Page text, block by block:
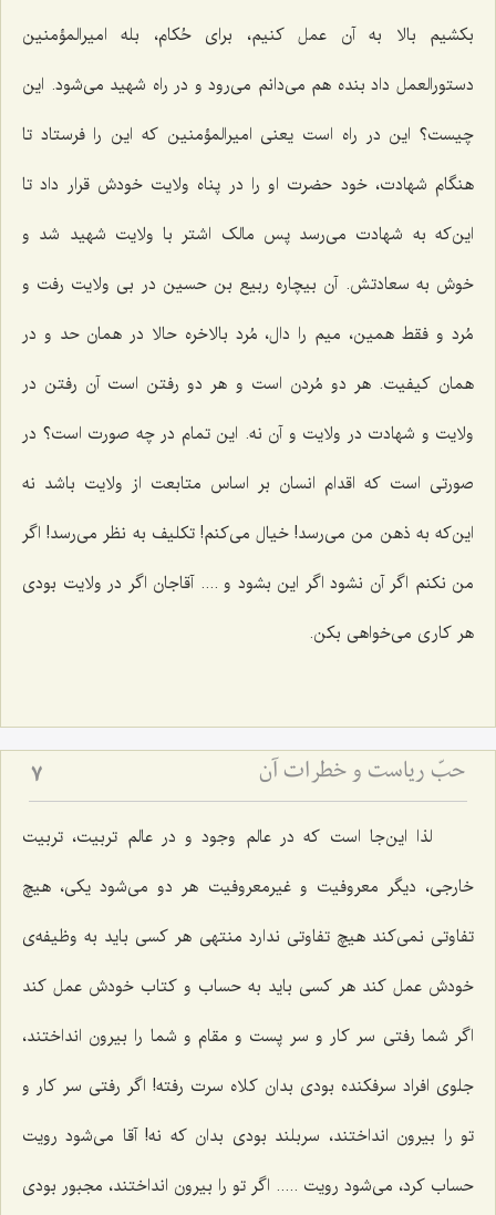
بکشیم بالا به آن عمل کنیم، برای حُکام، بله امیرالمؤمنین
دستورالعمل داد بنده هم می‌دانم می‌رود و در راه شهید می‌شود. این
چیست؟ این در راه است یعنی امیرالمؤمنین که این را فرستاد تا
هنگام شهادت، خود حضرت او را در پناه ولایت خودش قرار داد تا
این‌که به شهادت می‌رسد پس مالک اشتر با ولایت شهید شد و
خوش به سعادتش. آن بیچاره ربیع بن حسین در بی ولایت رفت و
مُرد و فقط همین، میم را دال، مُرد بالاخره حالا در همان حد و در
همان کیفیت. هر دو مُردن است و هر دو رفتن است آن رفتن در
ولایت و شهادت در ولایت و آن نه. این تمام در چه صورت است؟ در
صورتی است که اقدام انسان بر اساس متابعت از ولایت باشد نه
این‌که به ذهن من می‌رسد! خیال می‌کنم! تکلیف به نظر می‌رسد! اگر
من نکنم اگر آن نشود اگر این بشود و .... آقاجان اگر در ولایت بودی
هر کاری می‌خواهی بکن.
حبّ ریاست و خطرات آن 7
لذا این‌جا است که در عالم وجود و در عالم تربیت، تربیت
خارجی، دیگر معروفیت و غیرمعروفیت هر دو می‌شود یکی، هیچ
تفاوتی نمی‌کند هیچ تفاوتی ندارد منتهی هر کسی باید به وظیفه‌ی
خودش عمل کند هر کسی باید به حساب و کتاب خودش عمل کند
اگر شما رفتی سر کار و سر پست و مقام و شما را بیرون انداختند،
جلوی افراد سرفکنده بودی بدان کلاه سرت رفته! اگر رفتی سر کار و
تو را بیرون انداختند، سربلند بودی بدان که نه! آقا می‌شود رویت
حساب کرد، می‌شود رویت ..... اگر تو را بیرون انداختند، مجبور بودی